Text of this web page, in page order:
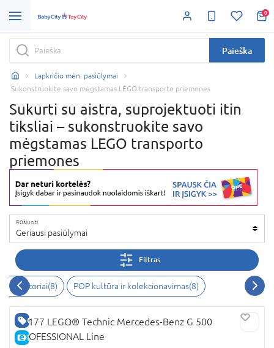
0
Paieška
Lapkričio mėn. pasiūlymai
Sukonstruokite savo mėgstamas LEGO transporto priemones
Sukurti su aistra, suprojektuoti itin
tiksliai – sukonstruokite savo
mėgstamas LEGO transporto
priemones
Rūšiuoti
Geriausi pasiūlymai
Filtras
(8) POP kultūra ir kolekcionavimas(8)
GERA KAINA
E-KAINA
42177 LEGO® Technic Mercedes-Benz G 500
PROFESSIONAL Line